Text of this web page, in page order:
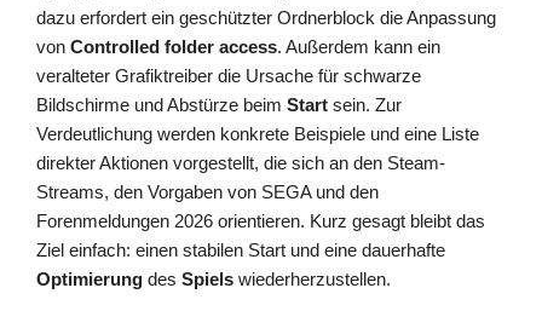
dazu erfordert ein geschützter Ordnerblock die Anpassung
von Controlled folder access. Außerdem kann ein
veralteter Grafiktreiber die Ursache für schwarze
Bildschirme und Abstürze beim Start sein. Zur
Verdeutlichung werden konkrete Beispiele und eine Liste
direkter Aktionen vorgestellt, die sich an den Steam-
Streams, den Vorgaben von SEGA und den
Forenmeldungen 2026 orientieren. Kurz gesagt bleibt das
Ziel einfach: einen stabilen Start und eine dauerhafte
Optimierung des Spiels wiederherzustellen.